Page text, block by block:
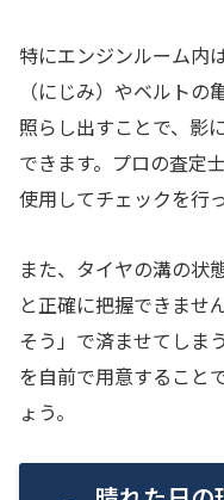
特にエンジンルーム内
（にじみ）やベルト
照らし出すことで、影
できます。プロの査定
使用してチェックを行
また、タイヤの溝の状
と正確に把握できませ
そう」で済ませてしま
を自前で用意すること
ょう。